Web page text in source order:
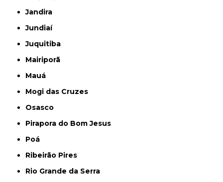
Jandira
Jundiaí
Juquitiba
Mairiporã
Mauá
Mogi das Cruzes
Osasco
Pirapora do Bom Jesus
Poá
Ribeirão Pires
Rio Grande da Serra